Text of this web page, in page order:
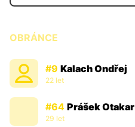
OBRÁNCE
Kalach Ondřej
#9
22 let
Prášek Otakar
#64
29 let